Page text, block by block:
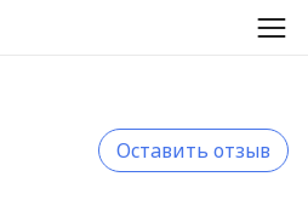
Оставить отзыв